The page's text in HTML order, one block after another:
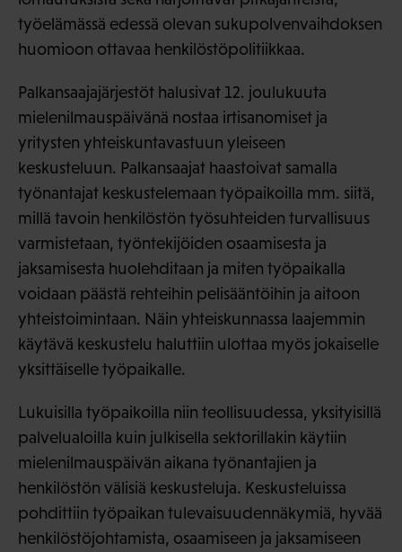
työelämässä edessä olevan sukupolvenvaihdoksen
huomioon ottavaa henkilöstöpolitiikkaa.
Palkansaajajärjestöt halusivat 12. joulukuuta
mielenilmauspäivänä nostaa irtisanomiset ja
yritysten yhteiskuntavastuun yleiseen
keskusteluun. Palkansaajat haastoivat samalla
työnantajat keskustelemaan työpaikoilla mm. siitä,
millä tavoin henkilöstön työsuhteiden turvallisuus
varmistetaan, työntekijöiden osaamisesta ja
jaksamisesta huolehditaan ja miten työpaikalla
voidaan päästä rehteihin pelisääntöihin ja aitoon
yhteistoimintaan. Näin yhteiskunnassa laajemmin
käytävä keskustelu haluttiin ulottaa myös jokaiselle
yksittäiselle työpaikalle.
Lukuisilla työpaikoilla niin teollisuudessa, yksityisillä
palvelualoilla kuin julkisella sektorillakin käytiin
mielenilmauspäivän aikana työnantajien ja
henkilöstön välisiä keskusteluja. Keskusteluissa
pohdittiin työpaikan tulevaisuudennäkymiä, hyvää
henkilöstöjohtamista, osaamiseen ja jaksamiseen